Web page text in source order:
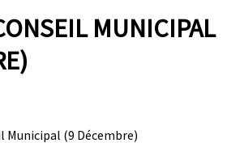
MUNICIPAL
Municipal (9 Décembre)